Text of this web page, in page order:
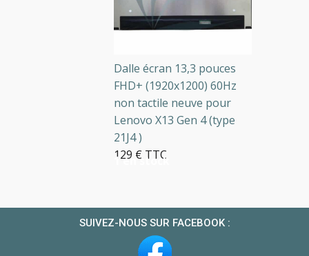
1 en stock
Dalle écran 13,3 pouces
FHD+ (1920x1200) 60Hz
non tactile neuve pour
Lenovo X13 Gen 4 (type
21J4 )
129 € TTC
SUIVEZ-NOUS SUR FACEBOOK :